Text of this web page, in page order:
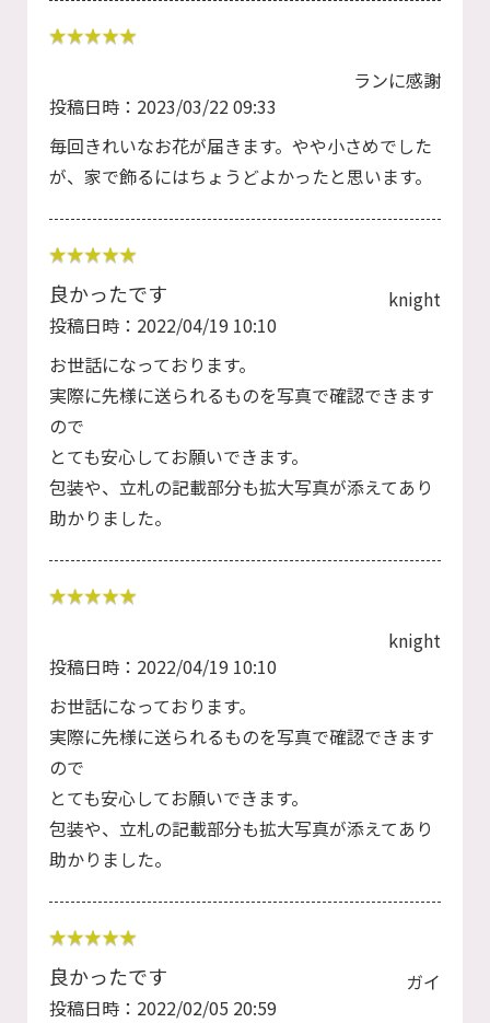
ランに感謝
投稿日時：2023/03/22 09:33
毎回きれいなお花が届きます。やや小さめでした
が、家で飾るにはちょうどよかったと思います。
良かったです
knight
投稿日時：2022/04/19 10:10
お世話になっております。
実際に先様に送られるものを写真で確認できます
ので
とても安心してお願いできます。
包装や、立札の記載部分も拡大写真が添えてあり
助かりました。
knight
投稿日時：2022/04/19 10:10
お世話になっております。
実際に先様に送られるものを写真で確認できます
ので
とても安心してお願いできます。
包装や、立札の記載部分も拡大写真が添えてあり
助かりました。
良かったです
ガイ
投稿日時：2022/02/05 20:59